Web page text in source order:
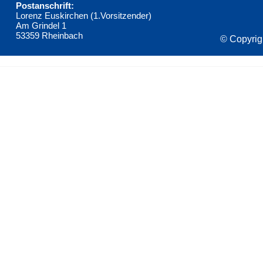
Postanschrift:
Lorenz Euskirchen (1.Vorsitzender)
Am Grindel 1
53359 Rheinbach
©